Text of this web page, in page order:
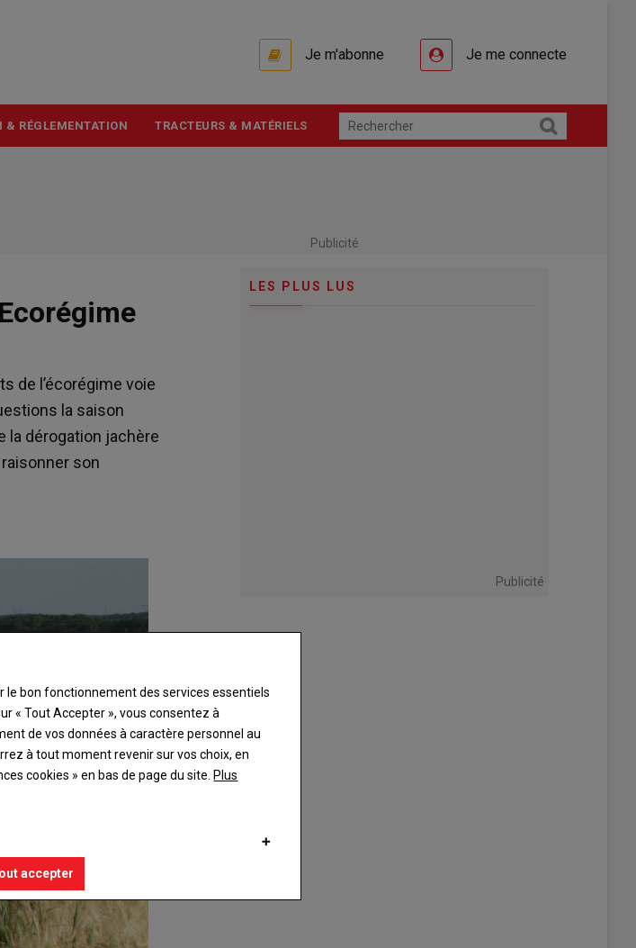
Je m'abonne Je me connecte
& RÉGLEMENTATION TRACTEURS & MATÉRIELS
Publicité
de l’écorégime voie
la saison
la dérogation jachère
son
LES PLUS LUS
Publicité
le bon fonctionnement des services essentiels
« Tout Accepter », vous consentez à
de vos données à caractère personnel au
à tout moment revenir sur vos choix, en
cookies » en bas de page du site. Plus
accepter